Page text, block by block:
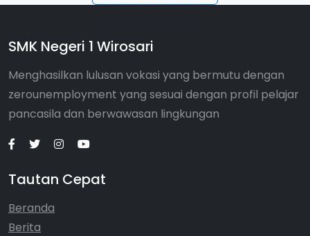
SMK Negeri 1 Wirosari
Menghasilkan lulusan vokasi yang bermutu dengan
zerounemployment yang sesuai dengan profil pelajar
pancasila dan berwawasan lingkungan
Tautan Cepat
Beranda
Berita